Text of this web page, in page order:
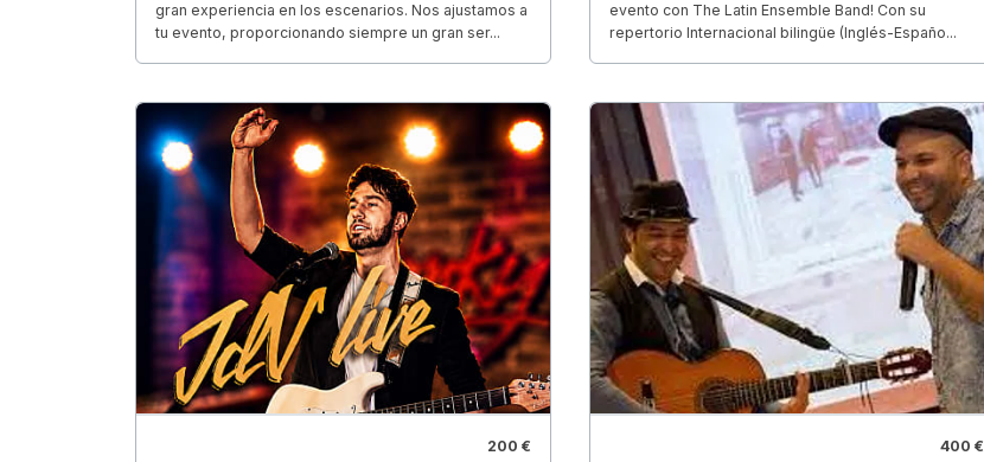
gran experiencia en los escenarios. Nos ajustamos a
tu evento, proporcionando siempre un gran ser...
evento con The Latin Ensemble Band! Con su
repertorio Internacional bilingüe (Inglés-Españo...
200 € 400 €